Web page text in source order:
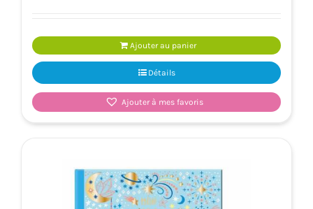
Ajouter au panier
Détails
Ajouter à mes favoris